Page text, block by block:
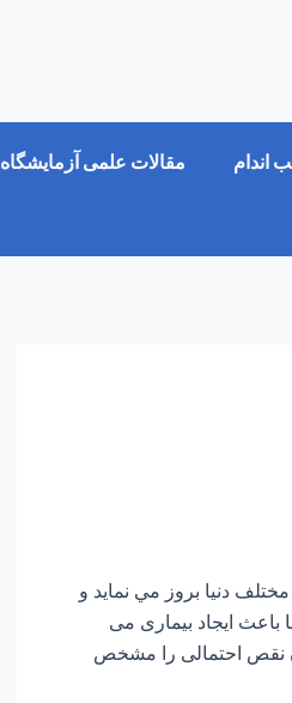
اندام مقالات علمی آزمایشگاه
در جمعيت هاي مختلف دنيا بروز مي نمايد و
باعث ایجاد بیماری می
نقص احتمالی را مشخص